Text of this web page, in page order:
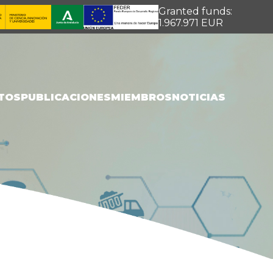
Granted funds:
1.967.971 EUR
PUBLICACIONESMIEMBROSNOTICIAS